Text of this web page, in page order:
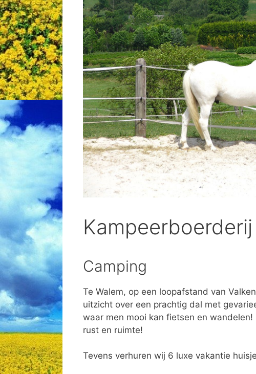
Camping
Te Walem, op een loopafstand van
uitzicht over een prachtig dal met
waar men mooi kan fietsen en
rust en ruimte!
Tevens verhuren wij 6 luxe vakantie